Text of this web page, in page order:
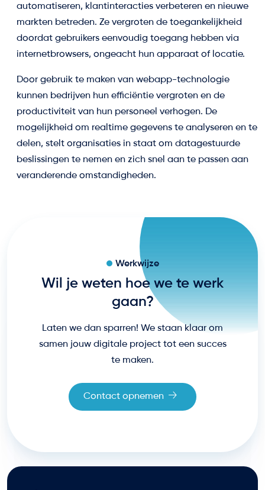
automatiseren, klantinteracties verbeteren en nieuwe
markten betreden. Ze vergroten de toegankelijkheid
doordat gebruikers eenvoudig toegang hebben via
internetbrowsers, ongeacht hun apparaat of locatie.
Door gebruik te maken van webapp-technologie
kunnen bedrijven hun efficiëntie vergroten en de
productiviteit van hun personeel verhogen. De
mogelijkheid om realtime gegevens te analyseren en te
delen, stelt organisaties in staat om datagestuurde
beslissingen te nemen en zich snel aan te passen aan
veranderende omstandigheden.
Werkwijze
Wil je weten hoe we te werk
gaan?
Laten we dan sparren! We staan klaar om
samen jouw digitale project tot een succes
te maken.
Contact opnemen